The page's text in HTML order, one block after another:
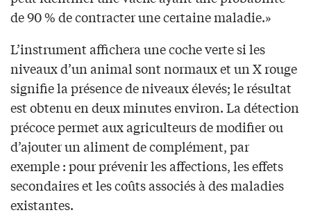
de 90 % de contracter une certaine maladie.»
L’instrument affichera une coche verte si les
niveaux d’un animal sont normaux et un X rouge
signifie la présence de niveaux élevés; le résultat
est obtenu en deux minutes environ. La détection
précoce permet aux agriculteurs de modifier ou
d’ajouter un aliment de complément, par
exemple : pour prévenir les affections, les effets
secondaires et les coûts associés à des maladies
existantes.